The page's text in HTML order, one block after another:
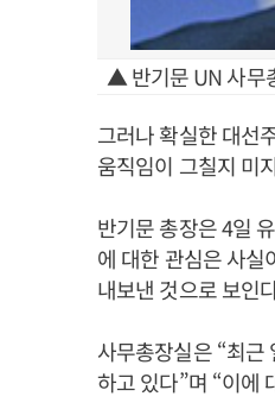
▲ 반기문 UN 사무
그러나 확실한 대선
움직임이 그칠지 미
반기문 총장은 4일
에 대한 관심은 사실
내보낸 것으로 보인
사무총장실은 “최근
하고 있다”며 “이에